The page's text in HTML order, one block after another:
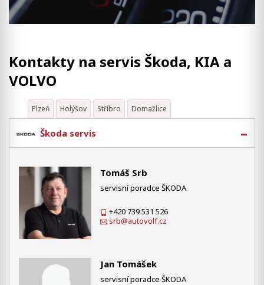
Kontakty na servis Škoda, KIA a
VOLVO
Plzeň Holýšov Stříbro Domažlice
Škoda servis
Tomáš Srb
servisní poradce ŠKODA
+420 739 531 526
srb@autovolf.cz
Jan Tomášek
servisní poradce ŠKODA